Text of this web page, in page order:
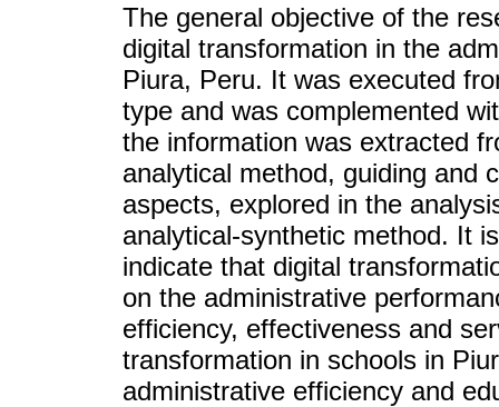
The general objective of the
digital transformation in the
Piura, Peru. It was executed
type and was complemented
the information was extracted
analytical method, guiding and
aspects, explored in the
analytical-synthetic method. It
indicate that digital
on the administrative
efficiency, effectiveness and
transformation in schools in
administrative efficiency and